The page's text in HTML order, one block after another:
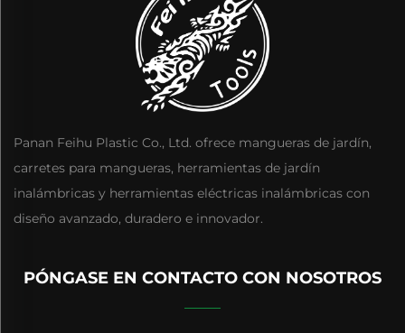
Panan Feihu Plastic Co., Ltd. ofrece mangueras de jardín,
carretes para mangueras, herramientas de jardín
inalámbricas y herramientas eléctricas inalámbricas con
diseño avanzado, duradero e innovador.
PÓNGASE EN CONTACTO CON NOSOTROS